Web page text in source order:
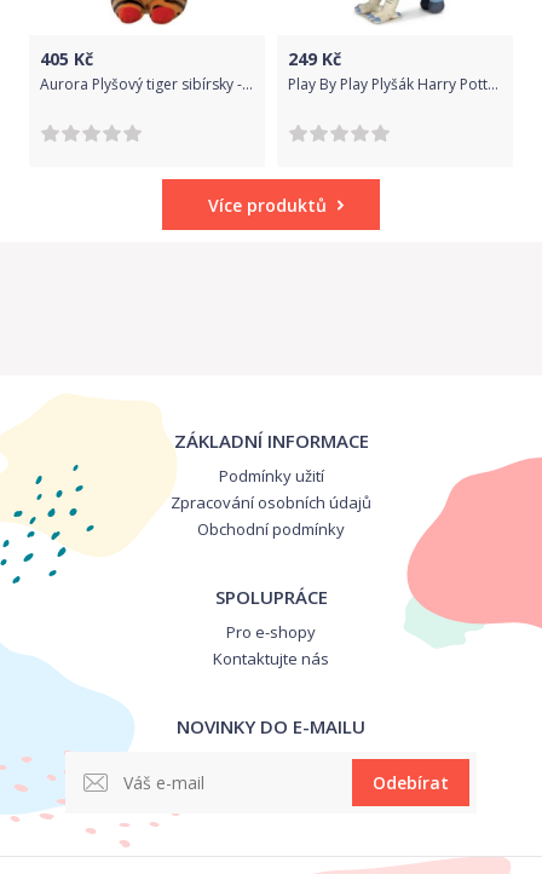
405 Kč
Aurora Plyšový tiger sibírsky - YooHoo - 23 cm
249 Kč
Play By Play Plyšák Harry Potter 20cm DESIGN: KLOFAN
Více produktů
ZÁKLADNÍ INFORMACE
Podmínky užití
Zpracování osobních údajů
Obchodní podmínky
SPOLUPRÁCE
Pro e-shopy
Kontaktujte nás
NOVINKY DO E-MAILU
Odebírat